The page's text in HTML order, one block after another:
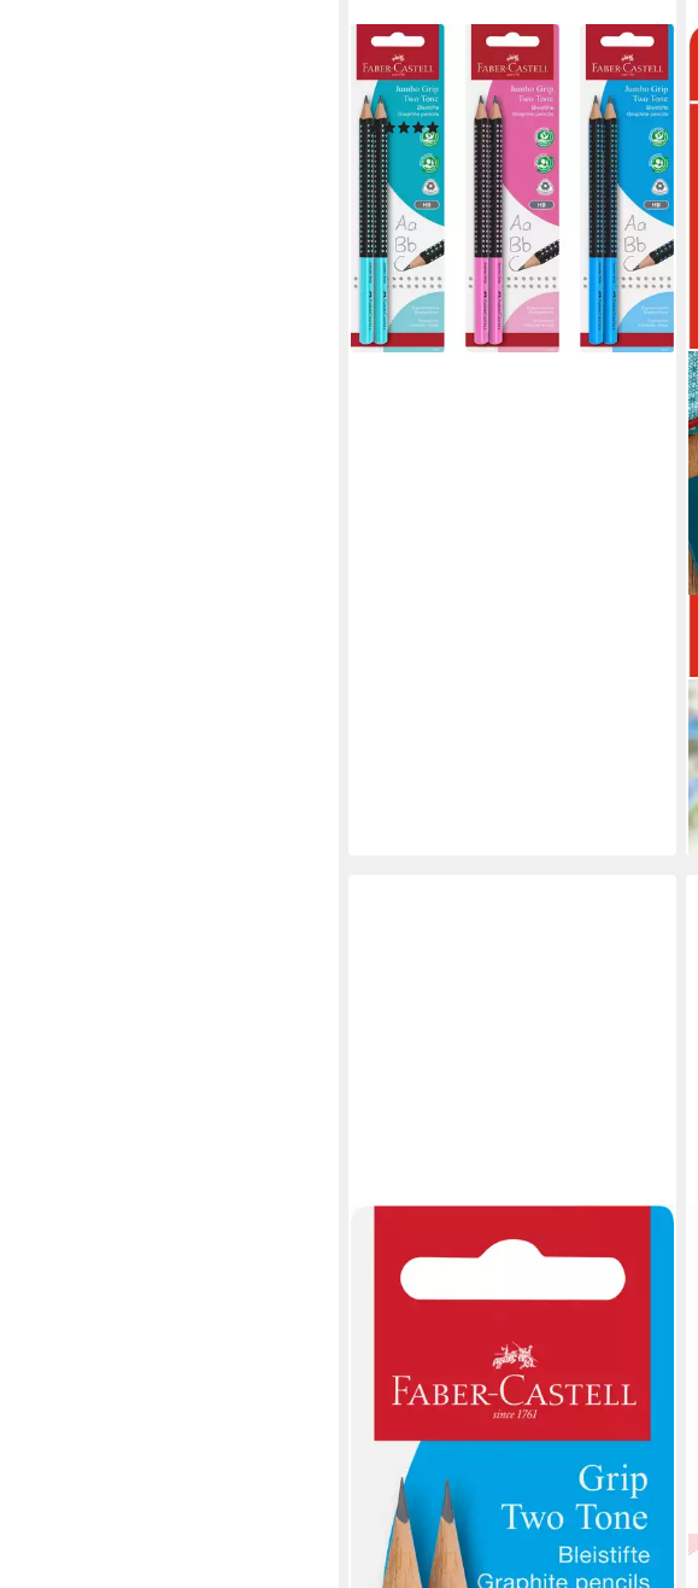
FABER-CASTELL
Bleistift Bleistift Jumbo Grip Two
Tone
ab 4,69 €
lieferbar - in 2-3 Werktagen bei dir
Bleistift Faber Castell Bleistift Grip
2001 Two Tone HB sort 2er Spitz